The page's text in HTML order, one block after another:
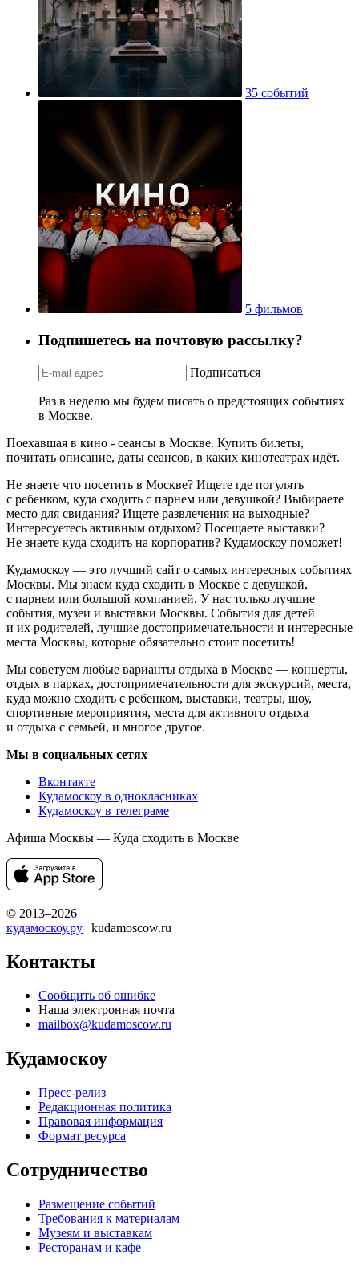
35 событий
5 фильмов
Подпишетесь на почтовую рассылку?
Подписаться
Раз в неделю мы будем писать о предстоящих событиях
в Москве.
Поехавшая в кино - сеансы в Москве. Купить билеты,
почитать описание, даты сеансов, в каких кинотеатрах идёт.
Не знаете что посетить в Москве? Ищете где погулять
с ребенком, куда сходить с парнем или девушкой? Выбираете
место для свидания? Ищете развлечения на выходные?
Интересуетесь активным отдыхом? Посещаете выставки?
Не знаете куда сходить на корпоратив? Кудамоскоу поможет!
Кудамоскоу — это лучший сайт о самых интересных событиях
Москвы. Мы знаем куда сходить в Москве с девушкой,
с парнем или большой компанией. У нас только лучшие
события, музеи и выставки Москвы. События для детей
и их родителей, лучшие достопримечательности и интересные
места Москвы, которые обязательно стоит посетить!
Мы советуем любые варианты отдыха в Москве — концерты,
отдых в парках, достопримечательности для экскурсий, места,
куда можно сходить с ребенком, выставки, театры, шоу,
спортивные мероприятия, места для активного отдыха
и отдыха с семьей, и многое другое.
Мы в социальных сетях
Вконтакте
Кудамоскоу в однокласниках
Кудамоскоу в телеграме
Афиша Москвы — Куда сходить в Москве
© 2013–2026
кудамоскоу.ру | kudamoscow.ru
Контакты
Сообщить об ошибке
Наша электронная почта
mailbox@kudamoscow.ru
Кудамоскоу
Пресс-релиз
Редакционная политика
Правовая информация
Формат ресурса
Сотрудничество
Размещение событий
Требования к материалам
Музеям и выставкам
Ресторанам и кафе